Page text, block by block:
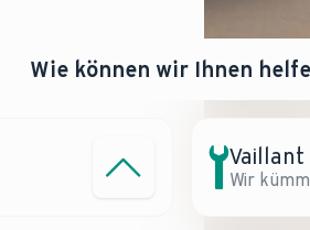
Wie können wir Ihnen
einer Wärmepumpe.
Vaillant
Wir
unkompliziert vom Vaillant